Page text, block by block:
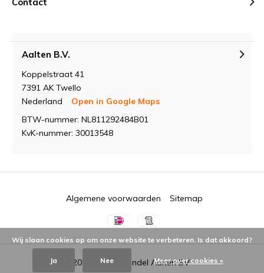
Aalten B.V.
Koppelstraat 41
7391 AK Twello
Nederland
Open in Google Maps
BTW-nummer: NL811292484B01
KvK-nummer: 30013548
© 2026 - Groothandel Aalten BV
Algemene voorwaarden Sitemap
Wij slaan cookies op om onze website te verbeteren. Is dat akkoord?
Ja Nee Meer over cookies »